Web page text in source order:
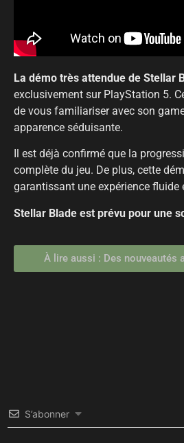
La démo très attendue de Stellar
exclusivement sur PlayStation 5.
de vous familiariser avec son
apparence séduisante.
Il est déjà confirmé que la
complète du jeu. De plus, cette
garantissant une expérience fluide
Stellar Blade est prévu pour une
À lire aussi : Des nouveautés
S’abonner